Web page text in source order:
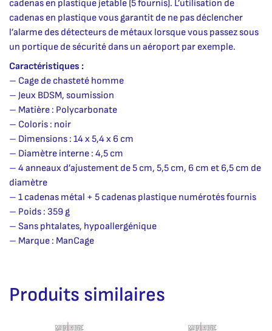
cadenas en plastique jetable (5 fournis). L’utilisation de
cadenas en plastique vous garantit de ne pas déclencher
l’alarme des détecteurs de métaux lorsque vous passez sous
un portique de sécurité dans un aéroport par exemple.
Caractéristiques :
– Cage de chasteté homme
– Jeux BDSM, soumission
– Matière : Polycarbonate
– Coloris : noir
– Dimensions : 14 x 5,4 x 6 cm
– Diamètre interne : 4,5 cm
– 4 anneaux d’ajustement de 5 cm, 5,5 cm, 6 cm et 6,5 cm de
diamètre
– 1 cadenas métal + 5 cadenas plastique numérotés fournis
– Poids : 359 g
– Sans phtalates, hypoallergénique
– Marque : ManCage
Produits similaires